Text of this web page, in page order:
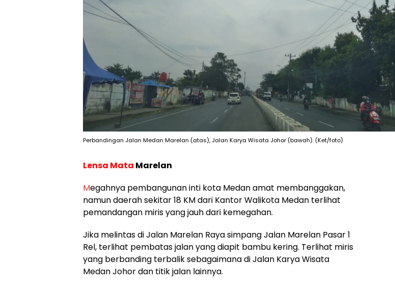
Perbandingan Jalan Medan Marelan (atas), Jalan Karya Wisata Johor (bawah). (Ket/foto)
Lensa Mata Marelan
Megahnya pembangunan inti kota Medan amat membanggakan,
namun daerah sekitar 18 KM dari Kantor Walikota Medan terlihat
pemandangan miris yang jauh dari kemegahan.
Jika melintas di Jalan Marelan Raya simpang Jalan Marelan Pasar 1
Rel, terlihat pembatas jalan yang diapit bambu kering. Terlihat miris
yang berbanding terbalik sebagaimana di Jalan Karya Wisata
Medan Johor dan titik jalan lainnya.